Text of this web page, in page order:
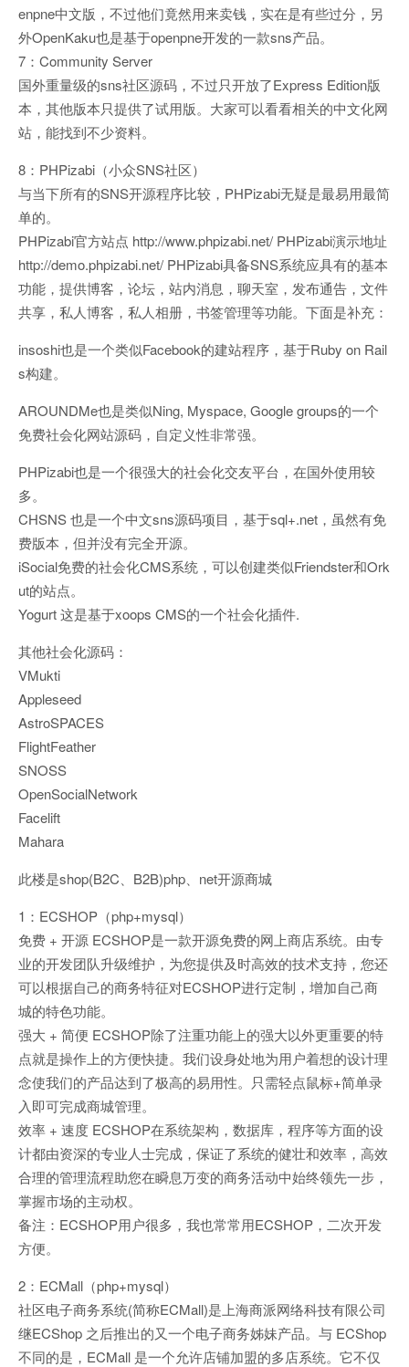
enpne中文版，不过他们竟然用来卖钱，实在是有些过分，另
外OpenKaku也是基于openpne开发的一款sns产品。
7：Community Server
国外重量级的sns社区源码，不过只开放了Express Edition版
本，其他版本只提供了试用版。大家可以看看相关的中文化网
站，能找到不少资料。
8：PHPizabi（小众SNS社区）
与当下所有的SNS开源程序比较，PHPizabi无疑是最易用最简
单的。
PHPizabi官方站点 http://www.phpizabi.net/ PHPizabi演示地址
http://demo.phpizabi.net/ PHPizabi具备SNS系统应具有的基本
功能，提供博客，论坛，站内消息，聊天室，发布通告，文件
共享，私人博客，私人相册，书签管理等功能。下面是补充：
insoshi也是一个类似Facebook的建站程序，基于Ruby on Rail
s构建。
AROUNDMe也是类似Ning, Myspace, Google groups的一个
免费社会化网站源码，自定义性非常强。
PHPizabi也是一个很强大的社会化交友平台，在国外使用较
多。
CHSNS 也是一个中文sns源码项目，基于sql+.net，虽然有免
费版本，但并没有完全开源。
iSocial免费的社会化CMS系统，可以创建类似Friendster和Ork
ut的站点。
Yogurt 这是基于xoops CMS的一个社会化插件.
其他社会化源码：
VMukti
Appleseed
AstroSPACES
FlightFeather
SNOSS
OpenSocialNetwork
Facelift
Mahara
此楼是shop(B2C、B2B)php、net开源商城
1：ECSHOP（php+mysql）
免费 + 开源 ECSHOP是一款开源免费的网上商店系统。由专
业的开发团队升级维护，为您提供及时高效的技术支持，您还
可以根据自己的商务特征对ECSHOP进行定制，增加自己商
城的特色功能。
强大 + 简便 ECSHOP除了注重功能上的强大以外更重要的特
点就是操作上的方便快捷。我们设身处地为用户着想的设计理
念使我们的产品达到了极高的易用性。只需轻点鼠标+简单录
入即可完成商城管理。
效率 + 速度 ECSHOP在系统架构，数据库，程序等方面的设
计都由资深的专业人士完成，保证了系统的健壮和效率，高效
合理的管理流程助您在瞬息万变的商务活动中始终领先一步，
掌握市场的主动权。
备注：ECSHOP用户很多，我也常常用ECSHOP，二次开发
方便。
2：ECMall（php+mysql）
社区电子商务系统(简称ECMall)是上海商派网络科技有限公司
继ECShop 之后推出的又一个电子商务姊妹产品。与 ECShop
不同的是，ECMall 是一个允许店铺加盟的多店系统。它不仅